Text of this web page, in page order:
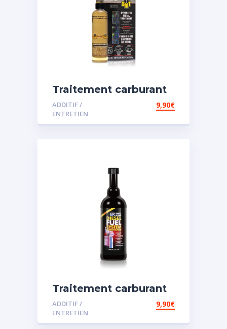
Traitement carburant
spécial essence
ADDITIF /
ENTRETIEN
9,90€
Traitement carburant
spécial diesel
ADDITIF /
ENTRETIEN
9,90€